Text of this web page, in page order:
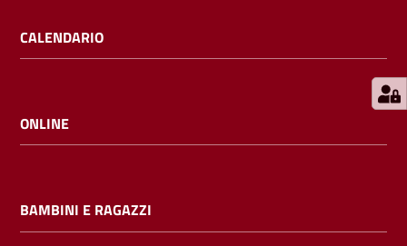
l
i
cataloghi
CALENDARIO
ONLINE
BAMBINI E RAGAZZI